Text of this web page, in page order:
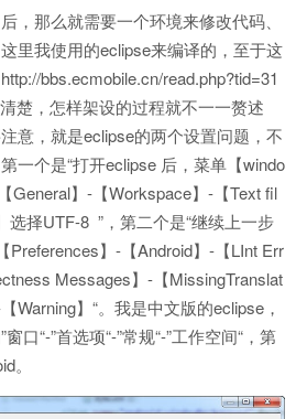
，那么就需要一个环境来修改代码、
里我使用的eclipse来编译的，至于这
bbs.ecmobile.cn/read.php?tid=31
楚，怎样架设的过程就不一一赘述
意，就是eclipse的两个设置问题，不
一个是“打开eclipse 后，菜单【windo
General】-【Workspace】-【Text fil
选择UTF-8 ”，第二个是“继续上一步
Preferences】-【Android】-【LInt Err
Messages】-【MissingTranslat
Warning】“。我是中文版的eclipse，
口“-”首选项“-”常规“-”工作空间“，第
。